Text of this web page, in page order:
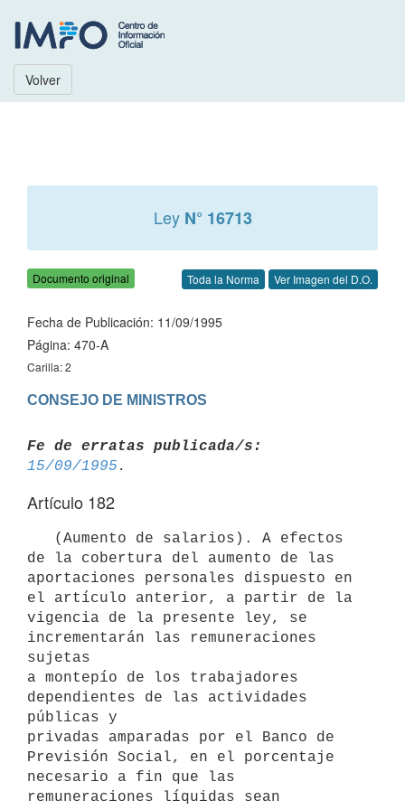
Volver
Ley N° 16713
Documento original Toda la Norma Ver Imagen del D.O.
Fecha de Publicación: 11/09/1995
Página: 470-A
Carilla: 2
Fe de erratas publicada/s:
15/09/1995
Artículo 182
de la cobertura del aumento de las
aportaciones personales dispuesto en
el artículo anterior, a partir de la
vigencia de la presente ley, se
incrementarán las remuneraciones
sujetas
a montepío de los trabajadores
dependientes de las actividades
públicas y
privadas amparadas por el Banco de
Previsión Social, en el porcentaje
necesario a fin que las
remuneraciones líquidas sean